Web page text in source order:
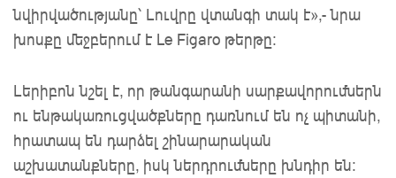
նվիրվածությանը՝ Լուվրը վտանգի տակ է»,- նրա
խոսքը մեջբերում է Le Figaro թերթը:
Լերիբոն նշել է, որ թանգարանի սարքավորումներն
ու ենթակառուցվածքները դառնում են ոչ պիտանի,
հրատապ են դարձել շինարարական
աշխատանքները, իսկ ներդրումները խնդիր են: